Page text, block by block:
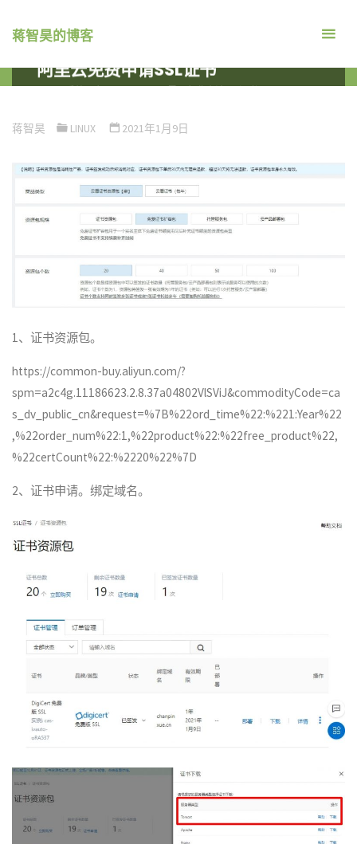
蒋智昊的博客
阿里云免费申请SSL证书
蒋智昊 LINUX 2021年1月9日
1、证书资源包。
https://common-buy.aliyun.com/?
spm=a2c4g.11186623.2.8.37a04802VlSViJ&commodityCode=ca
s_dv_public_cn&request=%7B%22ord_time%22:%221:Year%22
,%22order_num%22:1,%22product%22:%22free_product%22,
%22certCount%22:%2220%22%7D
2、证书申请。绑定域名。